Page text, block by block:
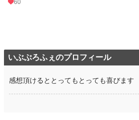
60
いぶぷろふぇのプロフィール
感想頂けるととってもとっても喜びます